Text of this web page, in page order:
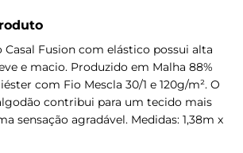
Casal Fusion com elástico possui alta
e macio. Produzido em Malha 88%
com Fio Mescla 30/1 e 120g/m². O
contribui para um tecido mais
sensação agradável. Medidas: 1,38m x